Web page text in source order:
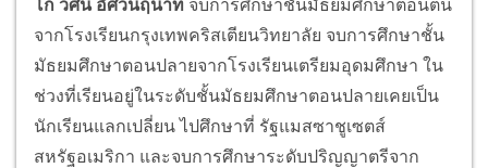
โก้ วศิน อัศวนฤนาท จบการศึกษาชั้นมัธยมศึกษาตอนต้น
จากโรงเรียนกรุงเทพคริสเตียนวิทยาลัย จบการศึกษาชั้น
มัธยมศึกษาตอนปลายจากโรงเรียนเตรียมอุดมศึกษา ใน
ช่วงที่เรียนอยู่ในระดับชั้นมัธยมศึกษาตอนปลายเคยเป็น
นักเรียนแลกเปลี่ยน ไปศึกษาที่ รัฐแมสซาชูเซตส์
สหรัฐอเมริกา และจบการศึกษาระดับปริญญาตรีจาก